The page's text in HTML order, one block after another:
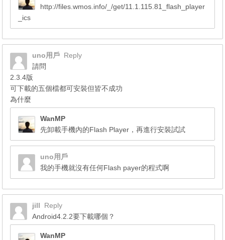
http://files.wmos.info/_/get/11.1.115.81_flash_player
_ics
uno用戶 Reply
請問
2.3.4版
可下載的五個檔都可安裝但皆不成功
為什麼
WanMP
先卸載手機內的Flash Player，再進行安裝試試
uno用戶
我的手機就沒有任何Flash payer的程式啊
jill
Reply
Android4.2.2要下載哪個？
WanMP